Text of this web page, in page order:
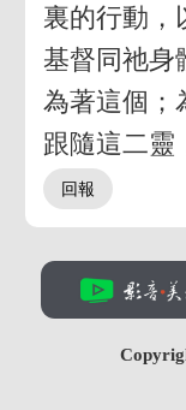
裏的行動，
基督同祂身
為著這個；
跟隨這二靈